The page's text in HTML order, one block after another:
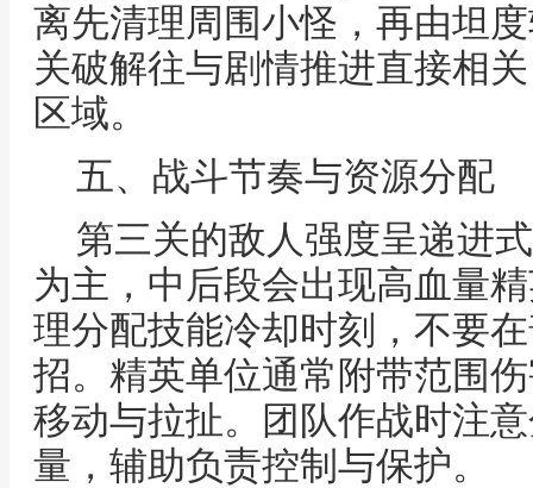
离先清理周围小怪，再由坦
关破解往与剧情推进直接相
区域。
五、战斗节奏与资源分配
第三关的敌人强度呈递进
为主，中后段会出现高血量
理分配技能冷却时刻，不要
招。精英单位通常附带范围
移动与拉扯。团队作战时注
量，辅助负责控制与保护。